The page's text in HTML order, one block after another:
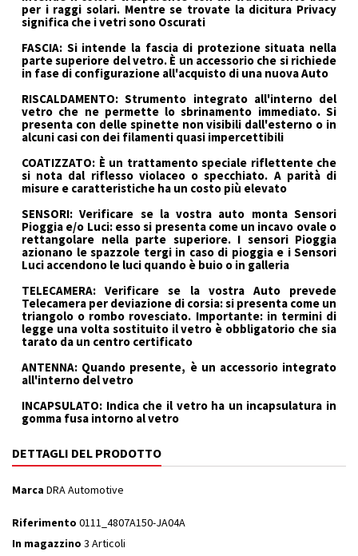
per i raggi solari. Mentre se trovate la dicitura Privacy
significa che i vetri sono Oscurati
FASCIA: Si intende la fascia di protezione situata nella
parte superiore del vetro. È un accessorio che si richiede
in fase di configurazione all'acquisto di una nuova Auto
RISCALDAMENTO: Strumento integrato all'interno del
vetro che ne permette lo sbrinamento immediato. Si
presenta con delle spinette non visibili dall'esterno o in
alcuni casi con dei filamenti quasi impercettibili
COATIZZATO: È un trattamento speciale riflettente che
si nota dal riflesso violaceo o specchiato. A parità di
misure e caratteristiche ha un costo più elevato
SENSORI: Verificare se la vostra auto monta Sensori
Pioggia e/o Luci: esso si presenta come un incavo ovale o
rettangolare nella parte superiore. I sensori Pioggia
azionano le spazzole tergi in caso di pioggia e i Sensori
Luci accendono le luci quando è buio o in galleria
TELECAMERA: Verificare se la vostra Auto prevede
Telecamera per deviazione di corsia: si presenta come un
triangolo o rombo rovesciato. Importante: in termini di
legge una volta sostituito il vetro è obbligatorio che sia
tarato da un centro certificato
ANTENNA: Quando presente, è un accessorio integrato
all'interno del vetro
INCAPSULATO: Indica che il vetro ha un incapsulatura in
gomma fusa intorno al vetro
DETTAGLI DEL PRODOTTO
Marca DRA Automotive
Riferimento 0111_4807A150-JA04A
In magazzino 3 Articoli